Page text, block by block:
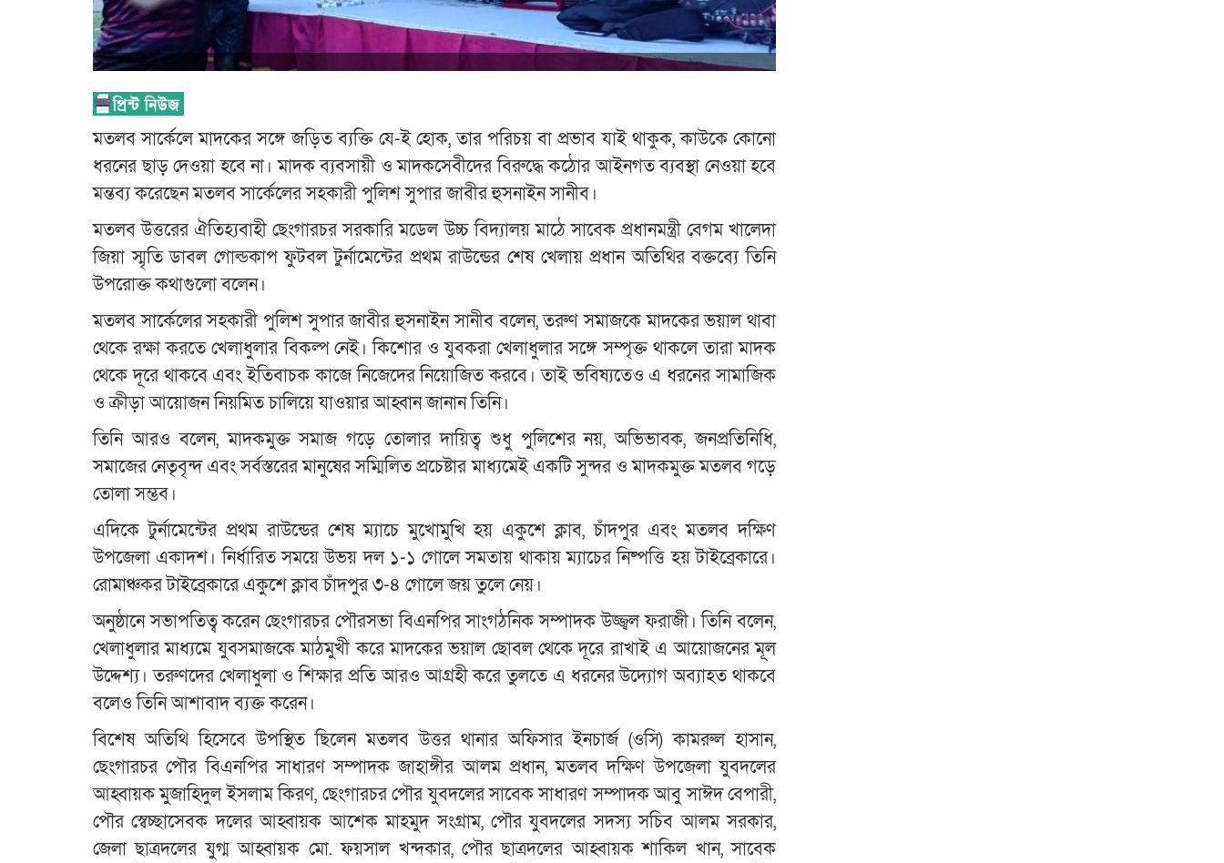
মতলব সার্কেলে মাদকের সঙ্গে জড়িত ব্যক্তি যে-ই হোক, তার পরিচয় বা প্রভাব যাই থাকুক, কাউকে কোনো
ধরনের ছাড় দেওয়া হবে না। মাদক ব্যবসায়ী ও মাদকসেবীদের বিরুদ্ধে কঠোর আইনগত ব্যবস্থা নেওয়া হবে
মন্তব্য করেছেন মতলব সার্কেলের সহকারী পুলিশ সুপার জাবীর হুসনাইন সানীব।
মতলব উত্তরের ঐতিহ্যবাহী ছেংগারচর সরকারি মডেল উচ্চ বিদ্যালয় মাঠে সাবেক প্রধানমন্ত্রী বেগম খালেদা
জিয়া স্মৃতি ডাবল গোল্ডকাপ ফুটবল টুর্নামেন্টের প্রথম রাউন্ডের শেষ খেলায় প্রধান অতিথির বক্তব্যে তিনি
উপরোক্ত কথাগুলো বলেন।
মতলব সার্কেলের সহকারী পুলিশ সুপার জাবীর হুসনাইন সানীব বলেন, তরুণ সমাজকে মাদকের ভয়াল থাবা
থেকে রক্ষা করতে খেলাধুলার বিকল্প নেই। কিশোর ও যুবকরা খেলাধুলার সঙ্গে সম্পৃক্ত থাকলে তারা মাদক
থেকে দূরে থাকবে এবং ইতিবাচক কাজে নিজেদের নিয়োজিত করবে। তাই ভবিষ্যতেও এ ধরনের সামাজিক
ও ক্রীড়া আয়োজন নিয়মিত চালিয়ে যাওয়ার আহ্বান জানান তিনি।
তিনি আরও বলেন, মাদকমুক্ত সমাজ গড়ে তোলার দায়িত্ব শুধু পুলিশের নয়, অভিভাবক, জনপ্রতিনিধি,
সমাজের নেতৃবৃন্দ এবং সর্বস্তরের মানুষের সম্মিলিত প্রচেষ্টার মাধ্যমেই একটি সুন্দর ও মাদকমুক্ত মতলব গড়ে
তোলা সম্ভব।
এদিকে টুর্নামেন্টের প্রথম রাউন্ডের শেষ ম্যাচে মুখোমুখি হয় একুশে ক্লাব, চাঁদপুর এবং মতলব দক্ষিণ
উপজেলা একাদশ। নির্ধারিত সময়ে উভয় দল ১-১ গোলে সমতায় থাকায় ম্যাচের নিষ্পত্তি হয় টাইব্রেকারে।
রোমাঞ্চকর টাইব্রেকারে একুশে ক্লাব চাঁদপুর ৩-৪ গোলে জয় তুলে নেয়।
অনুষ্ঠানে সভাপতিত্ব করেন ছেংগারচর পৌরসভা বিএনপির সাংগঠনিক সম্পাদক উজ্জ্বল ফরাজী। তিনি বলেন,
খেলাধুলার মাধ্যমে যুবসমাজকে মাঠমুখী করে মাদকের ভয়াল ছোবল থেকে দূরে রাখাই এ আয়োজনের মূল
উদ্দেশ্য। তরুণদের খেলাধুলা ও শিক্ষার প্রতি আরও আগ্রহী করে তুলতে এ ধরনের উদ্যোগ অব্যাহত থাকবে
বলেও তিনি আশাবাদ ব্যক্ত করেন।
বিশেষ অতিথি হিসেবে উপস্থিত ছিলেন মতলব উত্তর থানার অফিসার ইনচার্জ (ওসি) কামরুল হাসান,
ছেংগারচর পৌর বিএনপির সাধারণ সম্পাদক জাহাঙ্গীর আলম প্রধান, মতলব দক্ষিণ উপজেলা যুবদলের
আহ্বায়ক মুজাহিদুল ইসলাম কিরণ, ছেংগারচর পৌর যুবদলের সাবেক সাধারণ সম্পাদক আবু সাঈদ বেপারী,
পৌর স্বেচ্ছাসেবক দলের আহ্বায়ক আশেক মাহমুদ সংগ্রাম, পৌর যুবদলের সদস্য সচিব আলম সরকার,
জেলা ছাত্রদলের যুগ্ম আহ্বায়ক মো. ফয়সাল খন্দকার, পৌর ছাত্রদলের আহ্বায়ক শাকিল খান, সাবেক